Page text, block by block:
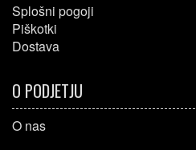
Splošni pogoji
Piškotki
Dostava
O PODJETJU
O nas